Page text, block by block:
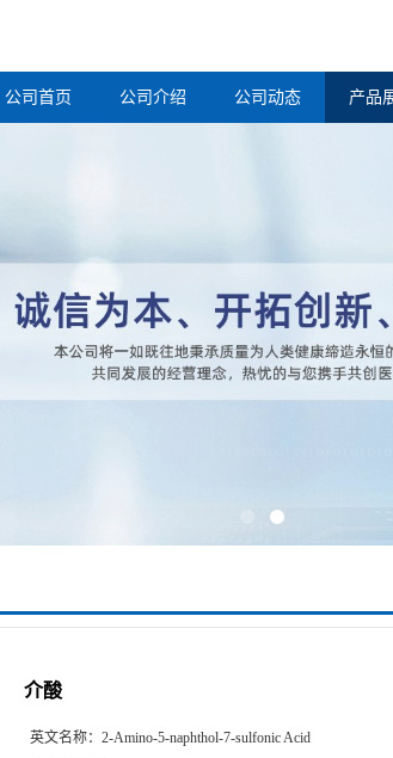
公司首页 公司介绍 公司动态 产品
介酸
英文名称： 2-Amino-5-naphthol-7-sulfonic Acid